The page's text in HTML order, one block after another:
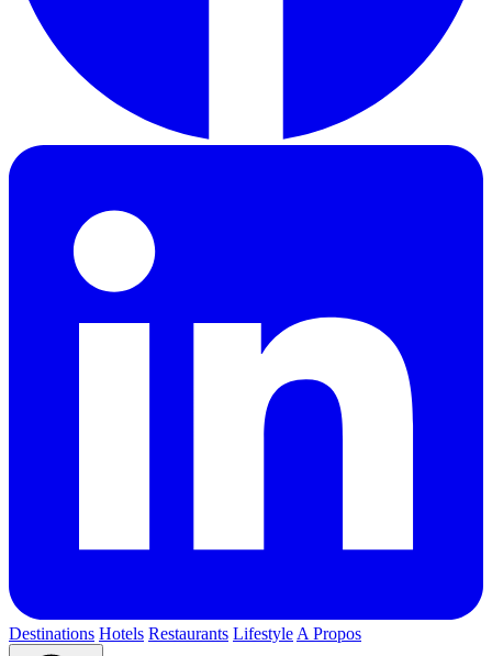
Destinations Hotels Restaurants Lifestyle A Propos